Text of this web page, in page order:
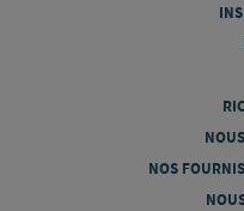
NOS